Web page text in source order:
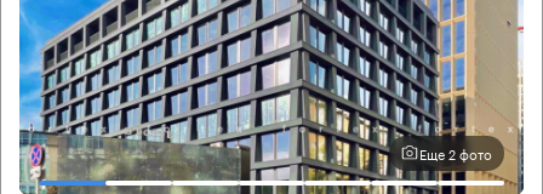
Еще 2 фото